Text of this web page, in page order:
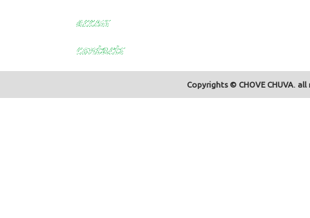
Copyrights © CHOVE CHUVA.